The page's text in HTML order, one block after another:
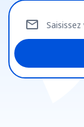
mail